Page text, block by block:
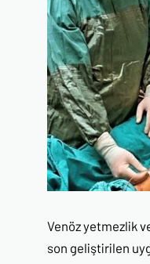
Venöz yetmezlik
son geliştirilen